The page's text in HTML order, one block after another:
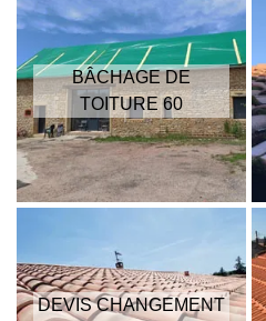
BÂCHAGE DE
TOITURE 60
DEVIS CHANGEMENT